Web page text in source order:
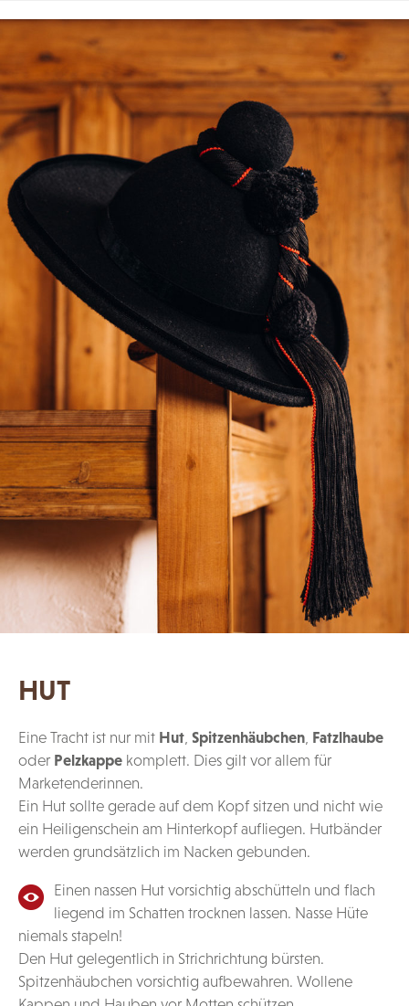
HUT
Eine Tracht ist nur mit Hut Spitzenhäubchen Fatzlhaube
oder Pelzkappe komplett. Dies gilt vor allem für
Marketenderinnen.
Ein Hut sollte gerade auf dem Kopf sitzen und nicht wie
ein Heiligenschein am Hinterkopf aufliegen. Hutbänder
werden grundsätzlich im Nacken gebunden.
Einen nassen Hut vorsichtig abschütteln und flach
liegend im Schatten trocknen lassen. Nasse Hüte
niemals stapeln!
Den Hut gelegentlich in Strichrichtung bürsten.
Spitzenhäubchen vorsichtig aufbewahren. Wollene